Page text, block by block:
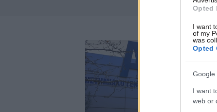
Opted
I want
of my
was
Opted
Google
I want
web or